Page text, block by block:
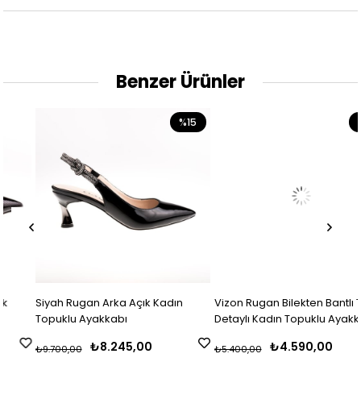
Benzer Ürünler
Siyah Rugan Arka Açık Kadın
Topuklu Ayakkabı
₺8.245,00
₺9.700,00
%15
Vizon Rugan Bilekten Bantlı Taş
Detaylı Kadın Topuklu Ayakkabı
₺4.590,00
₺5.400,00
%15